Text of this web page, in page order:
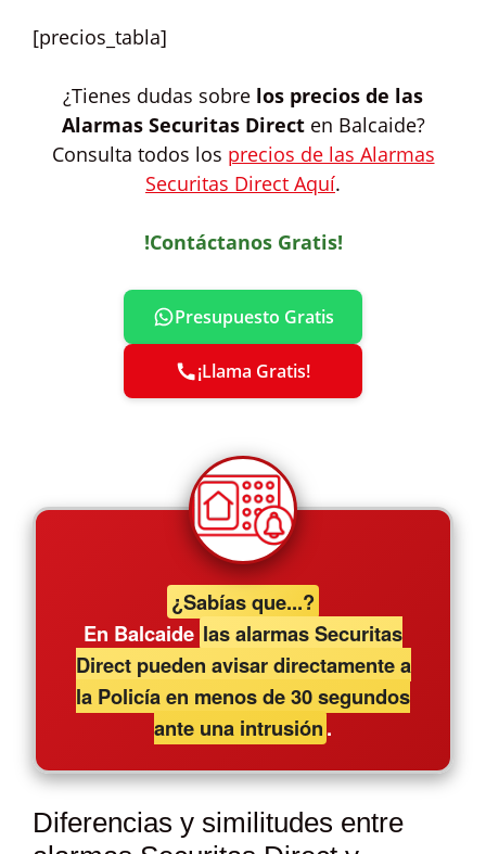
[precios_tabla]
¿Tienes dudas sobre los precios de las
Alarmas Securitas Directen Balcaide?
Consulta todos los precios de las Alarmas
Securitas Direct Aquí.
!Contáctanos Gratis!
Presupuesto Gratis
¡Llama Gratis!
¿Sabías que...?
En Balcaide las alarmas Securitas
Direct pueden avisar directamente a
la Policía en menos de 30 segundos
ante una intrusión.
Diferencias y similitudes entre